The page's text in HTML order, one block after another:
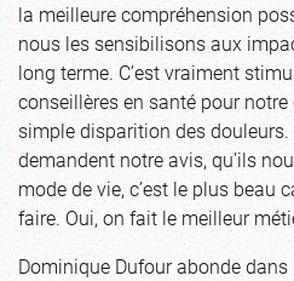
la meilleure compréhension
nous les sensibilisons aux
long terme. C’est vraiment
conseillères en santé pour
simple disparition des
demandent notre avis, qu’ils
mode de vie, c’est le plus beau
faire. Oui, on fait le meilleur
Dominique Dufour abonde dans